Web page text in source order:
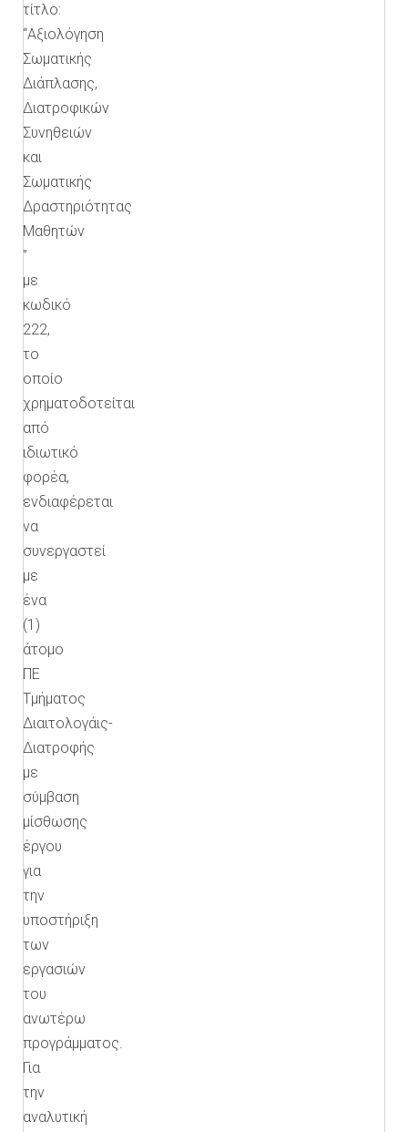
τίτλο:
“Αξιολόγηση
Σωματικής
Διάπλασης,
Διατροφικών
Συνηθειών
και
Σωματικής
Δραστηριότητας
Μαθητών
”
με
κωδικό
222,
το
οποίο
χρηματοδοτείται
από
ιδιωτικό
φορέα,
ενδιαφέρεται
να
συνεργαστεί
με
ένα
(1)
άτομο
ΠΕ
Τμήματος
Διαιτολογάις-
Διατροφής
με
σύμβαση
μίσθωσης
έργου
για
την
υποστήριξη
των
εργασιών
του
ανωτέρω
προγράμματος.
Για
την
αναλυτική